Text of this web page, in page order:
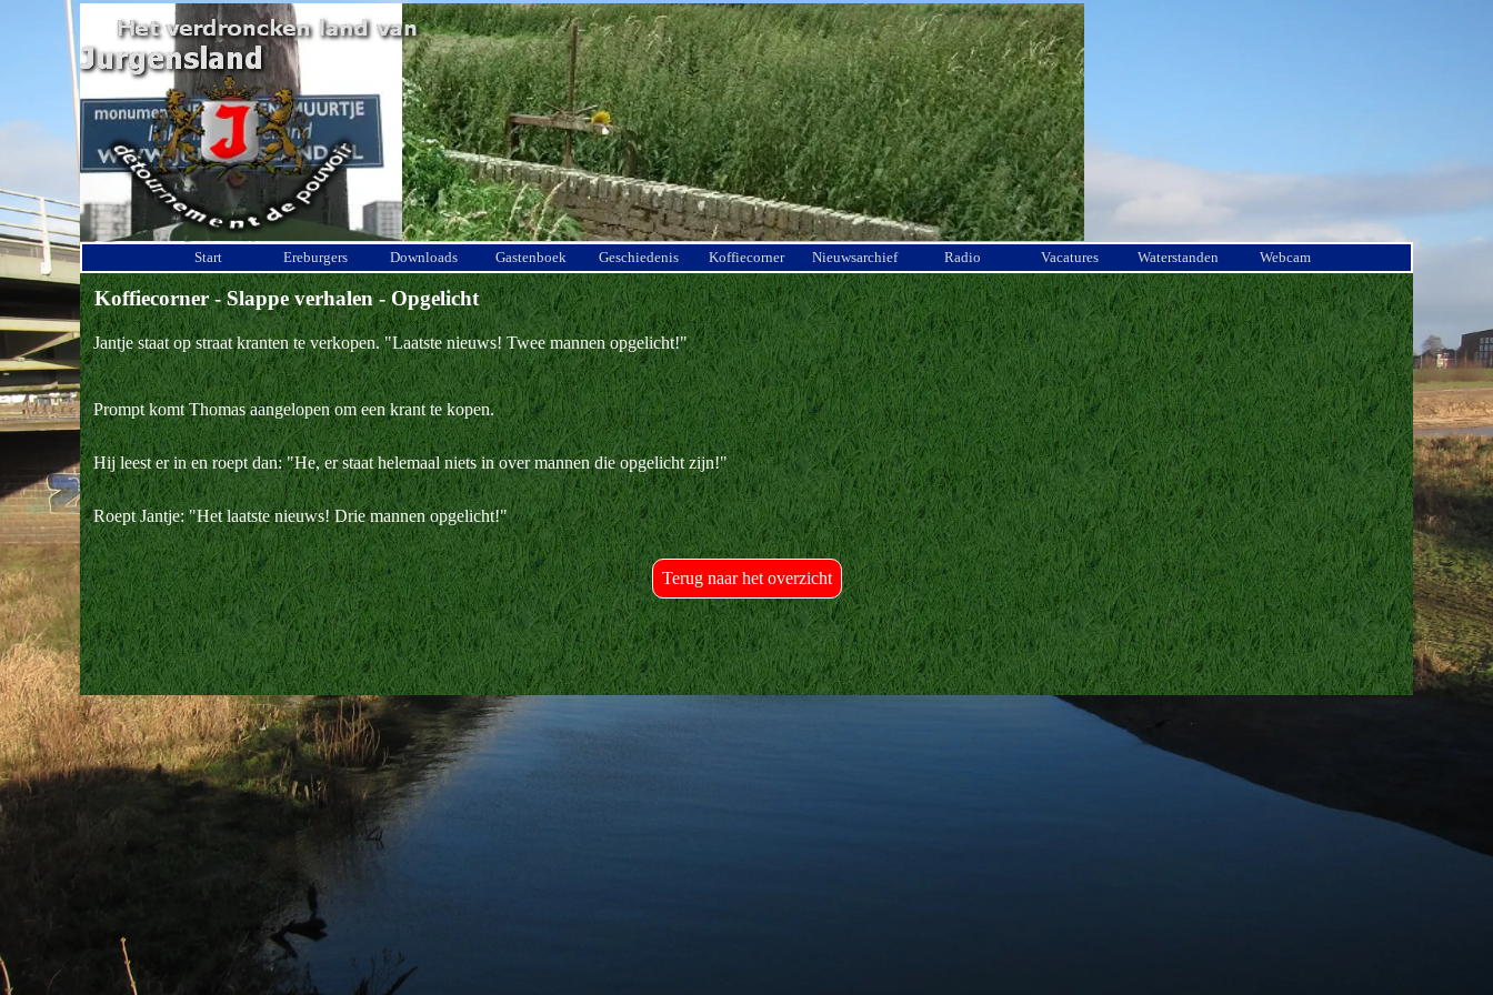
Ga naar de inhoud
Menu overslaan
Start Ereburgers Downloads Gastenboek Geschiedenis Koffiecorner Nieuwsarchief Radio Vacatures Waterstanden Webcam
Koffiecorner - Slappe verhalen - Opgelicht
Jantje staat op straat kranten te verkopen."Laatste nieuws! Twee mannen opgelicht!"
Prompt komt Thomas aangelopen om een krant te kopen.
Hij leest er in en roept dan: "He, er staat helemaal niets in over mannen die opgelicht zijn!"
Roept Jantje: "Het laatste nieuws! Drie mannen opgelicht!"
Terug naar het overzicht
Terug naar de inhoud